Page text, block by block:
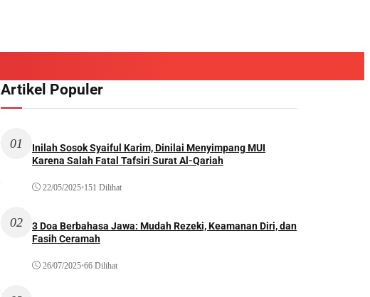
Artikel Populer
01
Inilah Sosok Syaiful Karim, Dinilai Menyimpang MUI
Karena Salah Fatal Tafsiri Surat Al-Qariah
22/05/2025•151 Dilihat
02
3 Doa Berbahasa Jawa: Mudah Rezeki, Keamanan Diri, dan
Fasih Ceramah
26/07/2025•66 Dilihat